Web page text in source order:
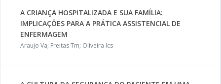
A CRIANÇA HOSPITALIZADA E SUA FAMÍLIA:
IMPLICAÇÕES PARA A PRÁTICA ASSISTENCIAL DE
ENFERMAGEM
Araujo Va; Freitas Tm; Oliveira Ics